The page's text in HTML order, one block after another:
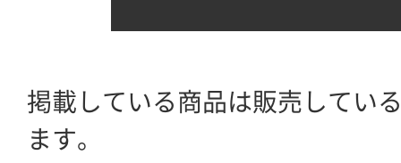
掲載している商品は販売してい
ます。